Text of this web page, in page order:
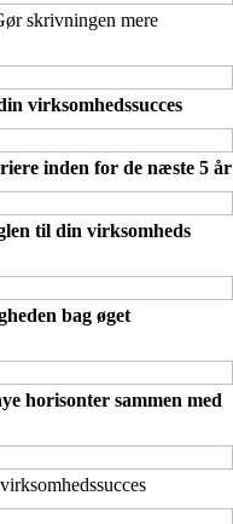
skrivningen mere
virksomhedssucces
inden for de næste 5 år
til din virksomheds
bag øget
horisonter sammen med